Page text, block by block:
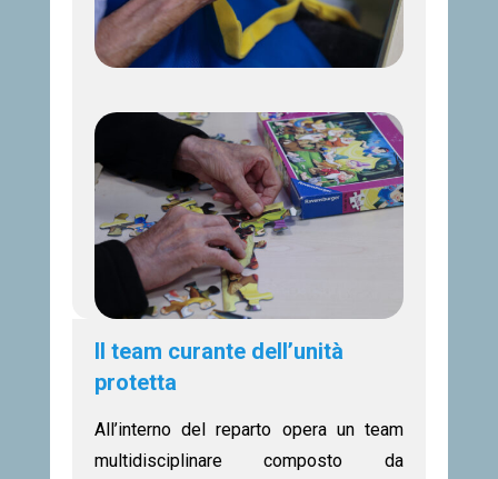
Il team curante dell’unità
protetta
All’interno del reparto opera un team
multidisciplinare composto da